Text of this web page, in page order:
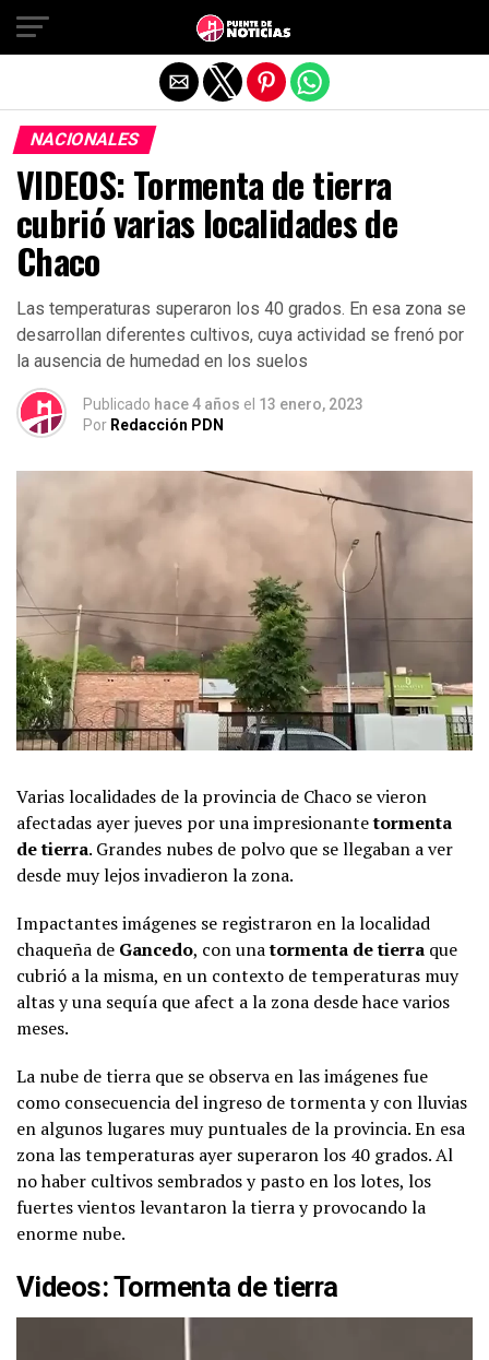
NACIONALES
VIDEOS: Tormenta de tierra
cubrió varias localidades de
Chaco
Las temperaturas superaron los 40 grados. En esa zona se
desarrollan diferentes cultivos, cuya actividad se frenó por
la ausencia de humedad en los suelos
Publicado hace 4 años el 13 enero, 2023
Por Redacción PDN
Varias localidades de la provincia de Chaco se vieron
afectadas ayer jueves por una impresionantetormenta
de tierra. Grandes nubes de polvo que se llegaban a ver
desde muy lejos invadieron la zona.
Impactantes imágenes se registraron en la localidad
chaqueña de Gancedo, con unatormenta de tierra que
cubrió a la misma, en un contexto de temperaturas muy
altas y una sequía que afect a la zona desde hace varios
meses.
La nube de tierra que se observa en las imágenes fue
como consecuencia del ingreso de tormenta y con lluvias
en algunos lugares muy puntuales de la provincia. En esa
zona las temperaturas ayer superaron los 40 grados. Al
no haber cultivos sembrados y pasto en los lotes, los
fuertes vientos levantaron la tierra y provocando la
enorme nube.
Videos: Tormenta de tierra
Salir de la versión móvil